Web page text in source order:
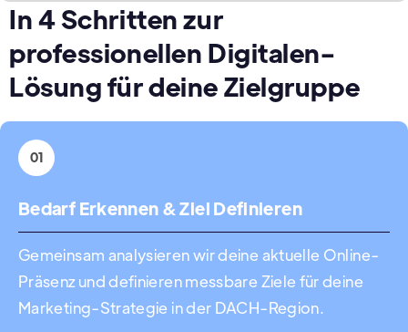
In 4 Schritten zur
professionellen Digitalen-
Lösung für deine Zielgruppe
01
Bedarf Erkennen & Ziel Definieren
Gemeinsam analysieren wir deine aktuelle Online-
Präsenz und definieren messbare Ziele für deine
Marketing-Strategie in der DACH-Region.